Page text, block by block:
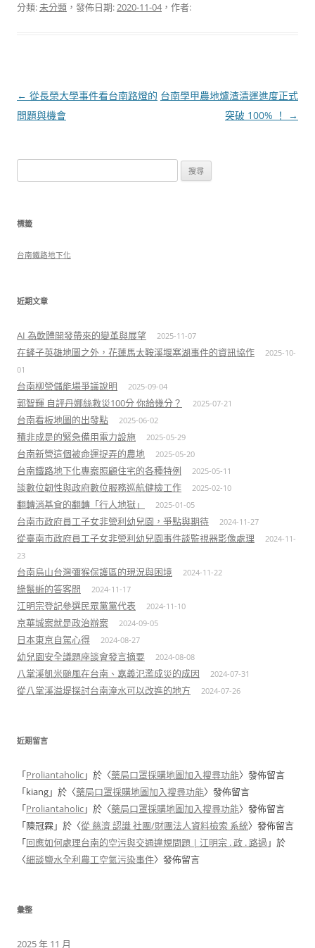
分類:未分類 ，發佈日期:2020-11-04，作者:
文
章
← 從長榮大學事件看台南路燈的
問題與機會
台南學甲農地爐渣清運進度正式
突破 100% ！
→
尋
鍵
標籤
台南鐵路地下化
近期文章
AI 為軟體開發帶來的變革與展望 2025-11-07
在鏟子英雄地圖之外，花蓮馬太鞍溪堰塞湖事件的資訊協作
2025-10-
01
台南柳營儲能場爭議說明 2025-09-04
郭智輝 自評丹娜絲救災100分 你給幾分？ 2025-07-21
台南看板地圖的出發點 2025-06-02
積非成是的緊急備用電力設施 2025-05-29
台南新營這個被命運捉弄的農地 2025-05-20
台南鐵路地下化專案照顧住宅的各種特例 2025-05-11
談數位韌性與政府數位服務巡航健檢工作 2025-02-10
翻轉消基會的翻轉「行人地獄」 2025-01-05
台南市政府員工子女非營利幼兒園，爭點與期待 2024-11-27
從臺南市政府員工子女非營利幼兒園事件談監視器影像處理
2024-11-
23
台南烏山台灣彌猴保護區的現況與困境 2024-11-22
綠鬣蜥的答客問 2024-11-17
江明宗登記參選民眾黨黨代表 2024-11-10
京華城案就是政治辦案 2024-09-05
日本東京自駕心得 2024-08-27
幼兒園安全議題座談會發言摘要 2024-08-08
八掌溪凱米颱風在台南、嘉義氾濫成災的成因 2024-07-31
從八掌溪溢堤探討台南淹水可以改進的地方 2024-07-26
近期留言
「Proliantaholic」於〈藥局口罩採購地圖加入搜尋功能〉發佈留言
「kiang」於〈藥局口罩採購地圖加入搜尋功能〉發佈留言
「Proliantaholic」於〈藥局口罩採購地圖加入搜尋功能〉發佈留言
「陳冠霖」於〈從 慈濟 認識 社團/財團法人資料檢索 系統〉發佈留言
「回應如何處理台南的空污與交通違規問題 | 江明宗 . 政 . 路過 」於
〈細談鹽水全利農工空氣污染事件〉發佈留言
彙整
2025 年 11 月